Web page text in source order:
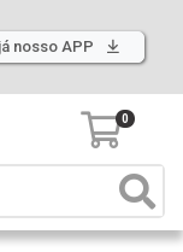
nosso APP
0